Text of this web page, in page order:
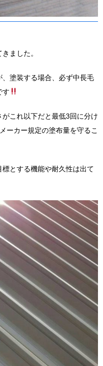
ました。
塗装する場合、必ず中長毛
す
これ以下だと最低3回に分け
ーカー規定の塗布量を守るこ
とする機能や耐久性は出て